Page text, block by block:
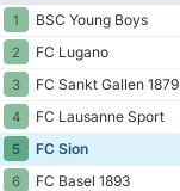
1 BSC Young Boys
2
FC Lugano
3
FC Sankt Gallen 1879
4
FC Lausanne Sport
5
FC Sion
6
FC Basel 1893